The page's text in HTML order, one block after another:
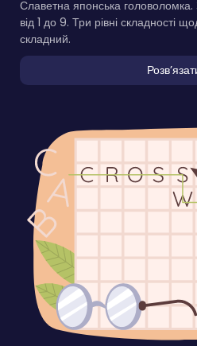
Славетна японська головоломка.
від 1 до 9. Три рівні складності
складний.